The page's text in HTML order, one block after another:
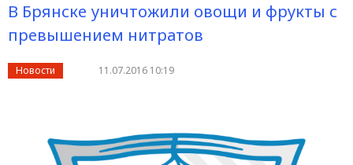
В Брянске уничтожили овощи и фрукты с
превышением нитратов
Новости 11.07.2016 10:19